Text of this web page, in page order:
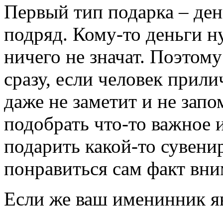
Первый тип подарка –
подряд. Кому-то деньги
ничего не значат.
сразу, если человек
даже не заметит и не
подобрать что-то важное
подарить какой-то
понравиться сам факт
Если же ваш именинник